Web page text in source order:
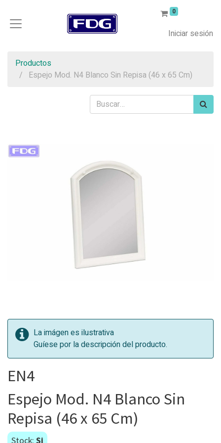
0
Iniciar sesión
Productos
Espejo Mod. N4 Blanco Sin Repisa (46 x 65 Cm)
La imágen es ilustrativa
Guíese por la descripción del producto.
EN4
Espejo Mod. N4 Blanco Sin
Repisa (46 x 65 Cm)
Stock: Si